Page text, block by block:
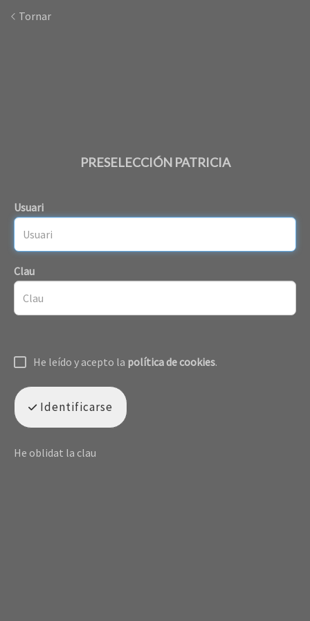
Tornar
PRESELECCIÓN PATRICIA
Usuari
Clau
He leído y acepto la política de cookies.
Identificarse
He oblidat la clau